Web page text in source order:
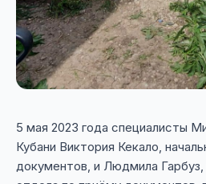
5 мая 2023 года специалисты
Кубани Виктория Кекало,
документов, и Людмила Гарбуз,